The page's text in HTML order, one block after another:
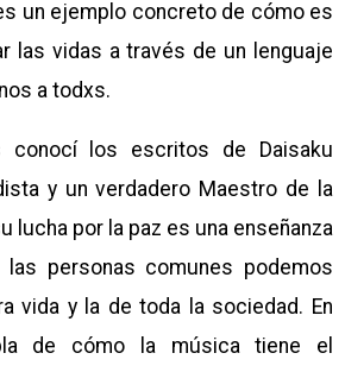
un ejemplo concreto de cómo es
las vidas a través de un lenguaje
a todxs.
conocí los escritos de Daisaku
y un verdadero Maestro de la
lucha por la paz es una enseñanza
personas comunes podemos
vida y la de toda la sociedad. En
de cómo la música tiene el